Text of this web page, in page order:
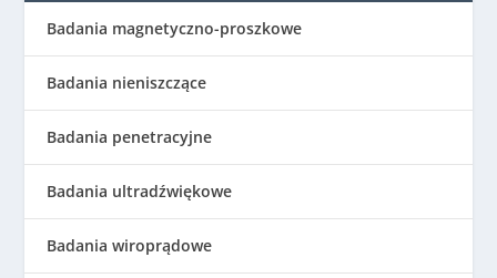
Badania magnetyczno-proszkowe
Badania nieniszczące
Badania penetracyjne
Badania ultradźwiękowe
Badania wiroprądowe